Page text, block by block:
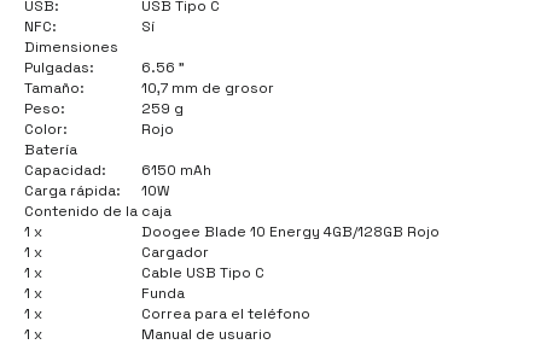
USB:
USB Tipo C
NFC:
Sí
Dimensiones
Pulgadas:
6.56 "
Tamaño:
10,7 mm de grosor
Peso:
259 g
Color:
Rojo
Batería
Capacidad:
6150 mAh
Carga rápida:
10W
Contenido de la caja
1 x
Doogee Blade 10 Energy 4GB/128GB Rojo
1 x
Cargador
1 x
Cable USB Tipo C
1 x
Funda
1 x
Correa para el teléfono
1 x
Manual de usuario